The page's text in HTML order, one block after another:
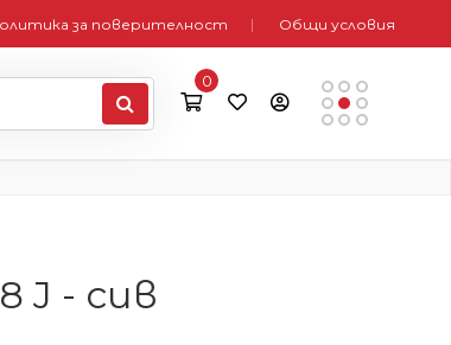
за поверителност Общи условия
0
J - сив